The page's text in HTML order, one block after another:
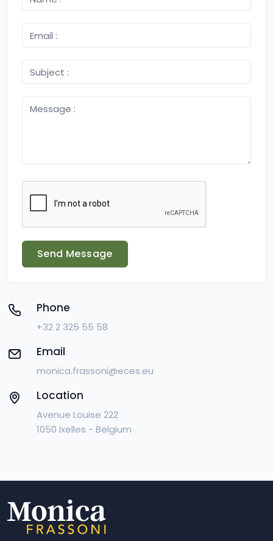
Send Message
Phone
+32 2 325 55 58
Email
monica.frassoni@eces.eu
Location
Avenue Louise 222
1050 Ixelles - Belgium